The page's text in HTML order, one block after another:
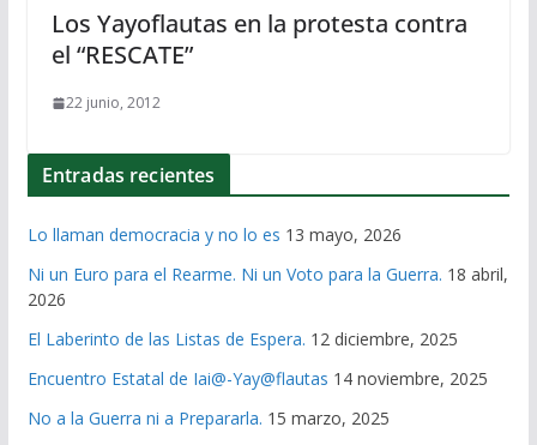
Los Yayoflautas en la protesta contra
el “RESCATE”
22 junio, 2012
Entradas recientes
Lo llaman democracia y no lo es 13 mayo, 2026
Ni un Euro para el Rearme. Ni un Voto para la Guerra. 18 abril,
2026
El Laberinto de las Listas de Espera. 12 diciembre, 2025
Encuentro Estatal de Iai@-Yay@flautas 14 noviembre, 2025
No a la Guerra ni a Prepararla. 15 marzo, 2025